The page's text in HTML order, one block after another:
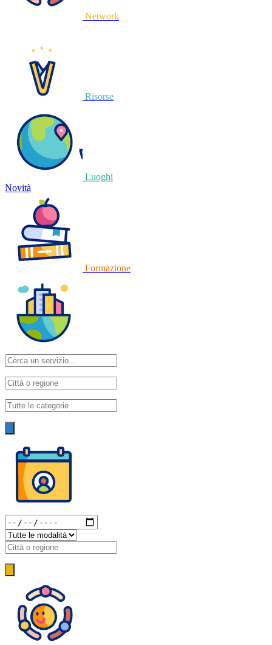
Network
Risorse
Luoghi
Novità
Formazione